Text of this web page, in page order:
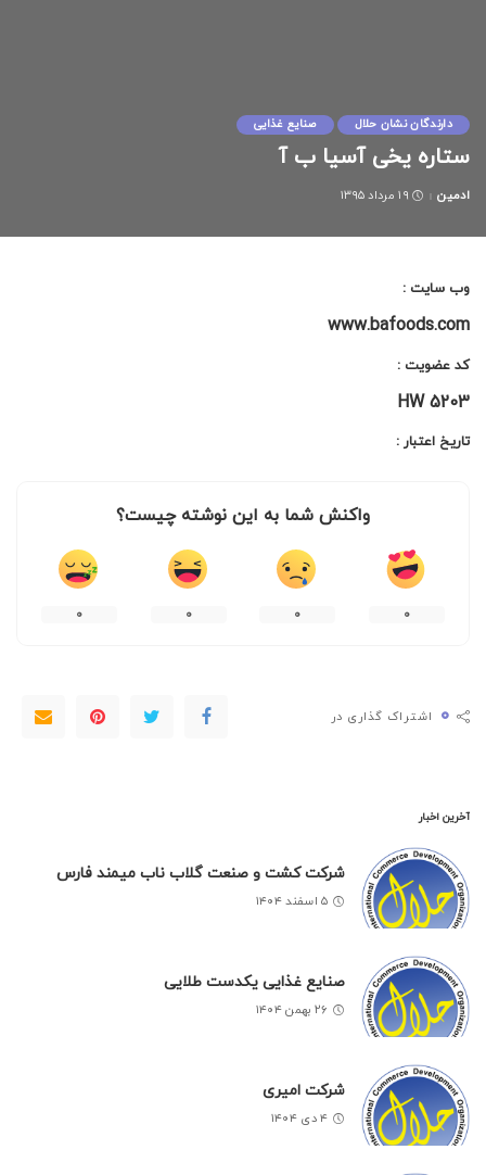
دارندگان نشان حلال صنایع غذایی
ستاره یخی آسیا ب آ
Posted
ادمین ۱۹ مرداد ۱۳۹۵
وب سایت :
www.bafoods.com
کد عضویت :
HW 5203
تاریخ اعتبار :
واکنش شما به این نوشته چیست؟
۰ ۰ ۰ ۰
۰ اشتراک گذاری در
آخرین اخبار
شرکت کشت و صنعت گلاب ناب میمند فارس
۵ اسفند ۱۴۰۴
صنایع غذایی یکدست طلایی
۲۶ بهمن ۱۴۰۴
شرکت امیری
۴ دی ۱۴۰۴